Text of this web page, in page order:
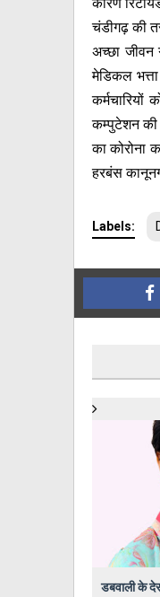
चंडीगढ़ की
अच्छा
मेडिकल
कम्पुटेशन की
का कोरोना
हरबंस
Labels:
डबवाली के